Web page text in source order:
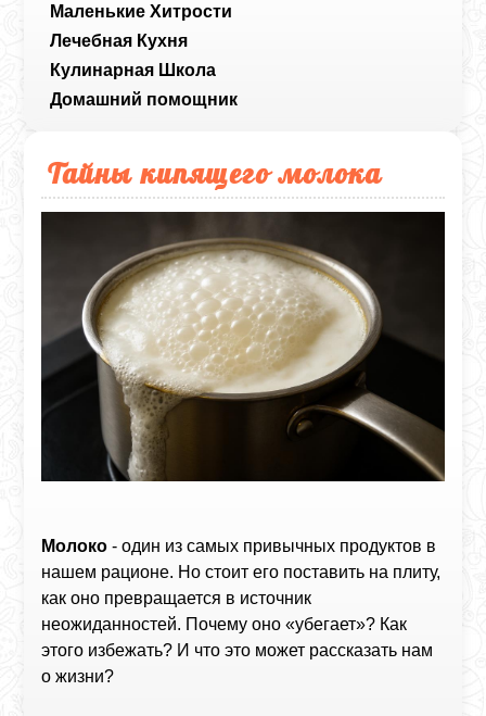
Маленькие Хитрости
Лечебная Кухня
Кулинарная Школа
Домашний помощник
Тайны кипящего молока
Молоко - один из самых привычных продуктов в
нашем рационе. Но стоит его поставить на плиту,
как оно превращается в источник
неожиданностей. Почему оно «убегает»? Как
этого избежать? И что это может рассказать нам
о жизни?